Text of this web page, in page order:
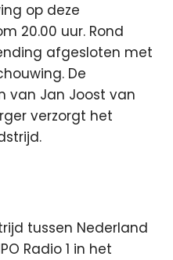
op deze
20.00 uur. Rond
afgesloten met
De
van Jan Joost van
verzorgt het
tussen Nederland
Radio 1 in het